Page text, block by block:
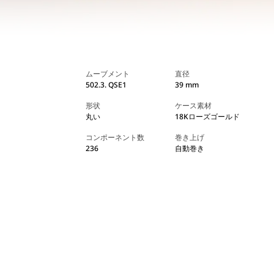
ムーブメント
502.3. QSE1
直径
39 mm
形状
丸い
ケース素材
18Kローズゴールド
コンポーネント数
236
巻き上げ
自動巻き